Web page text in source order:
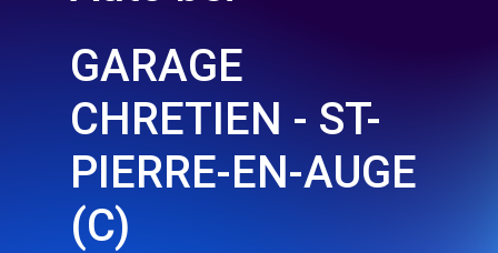
GARAGE
CHRETIEN - ST-
PIERRE-EN-AUGE
(C)